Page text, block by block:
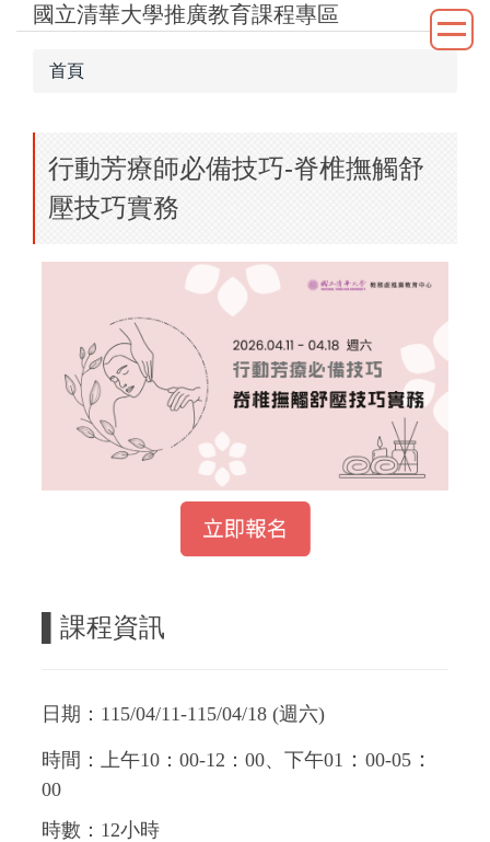
國立清華大學推廣教育課程專區
首頁
行動芳療師必備技巧-脊椎撫觸舒
壓技巧實務
▌課程資訊
日期：115/04/11-115/04/18 (週六)
時間：上午10：00-12：00、下午01 ： 00-05 ：
00
時數：12小時